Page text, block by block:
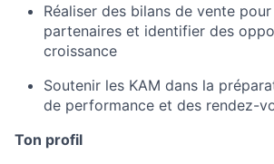
Réaliser des bilans de vente
partenaires et identifier des
croissance
Soutenir les KAM dans la
de performance et des rendez-
Ton profil